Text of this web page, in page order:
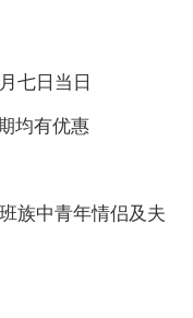
七日当日
均有优惠
族中青年情侣及夫